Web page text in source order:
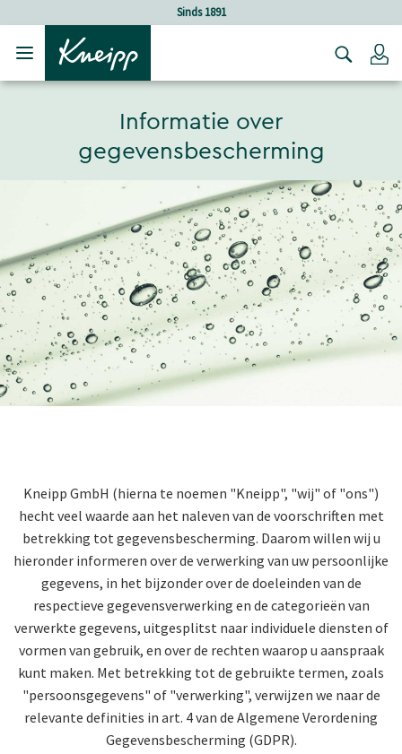
Verder gaan naar hoofdinhoud.Sinds 1891
Informatie over
gegevensbescherming
Kneipp GmbH (hierna te noemen "Kneipp", "wij" of "ons")
hecht veel waarde aan het naleven van de voorschriften met
betrekking tot gegevensbescherming. Daarom willen wij u
hieronder informeren over de verwerking van uw persoonlijke
gegevens, in het bijzonder over de doeleinden van de
respectieve gegevensverwerking en de categorieën van
verwerkte gegevens, uitgesplitst naar individuele diensten of
vormen van gebruik, en over de rechten waarop u aanspraak
kunt maken. Met betrekking tot de gebruikte termen, zoals
"persoonsgegevens" of "verwerking", verwijzen we naar de
relevante definities in art. 4 van de Algemene Verordening
Gegevensbescherming (GDPR).